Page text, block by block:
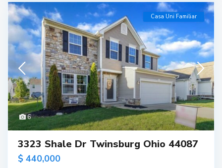
6
Casa Uni Familiar
3323 Shale Dr Twinsburg Ohio 44087
$ 440,000